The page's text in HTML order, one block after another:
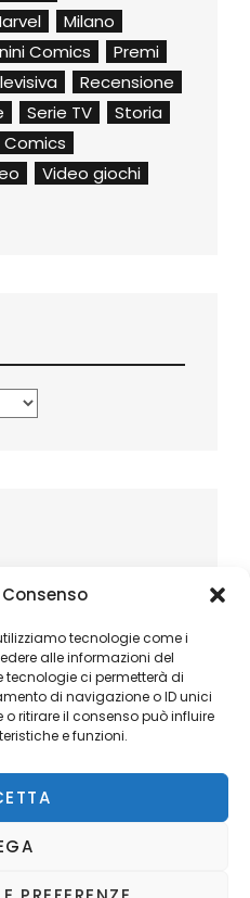
tecnologie come i
alle informazioni del
ci permetterà di
di navigazione o ID unici
ritirare il consenso può influire
e funzioni.
Milano
Comics
Premi
Recensione
Serie TV
Storia
Comics
Video giochi